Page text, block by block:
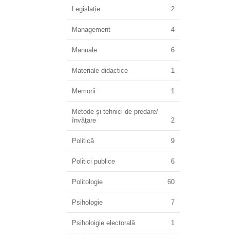
Legislație 2
Management 4
Manuale 6
Materiale didactice 1
Memorii 1
Metode şi tehnici de predare/
învăţare
2
Politică 9
Politici publice 6
Politologie 60
Psihologie 7
Psiholoigie electorală 1